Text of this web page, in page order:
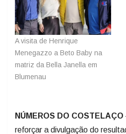
A visita de Henrique
Menegazzo a Beto Baby na
matriz da Bella Janella em
Blumenau
NÚMEROS DO COSTELAÇO
reforçar a divulgação do